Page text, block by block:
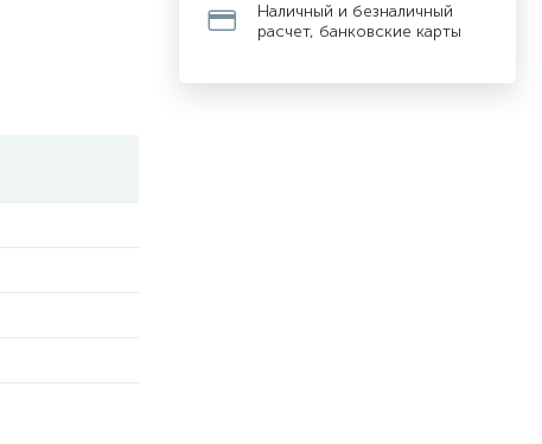
Наличный и безналичный
расчет, банковские карты